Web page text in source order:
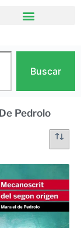
Buscar
Pedrolo